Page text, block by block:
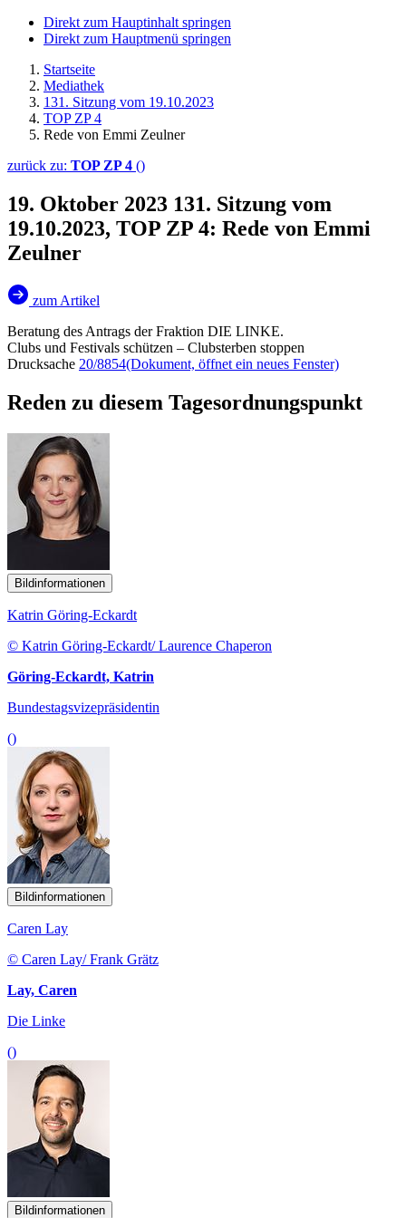
Direkt zum Hauptinhalt springen
Direkt zum Hauptmenü springen
Startseite
Mediathek
131. Sitzung vom 19.10.2023
TOP ZP 4
Rede von Emmi Zeulner
zurück zu: TOP ZP 4 ()
19. Oktober 2023 131. Sitzung vom
19.10.2023, TOP ZP 4: Rede von Emmi
Zeulner
zum Artikel
Beratung des Antrags der Fraktion DIE LINKE.
Clubs und Festivals schützen – Clubsterben stoppen
Drucksache 20/8854(Dokument, öffnet ein neues Fenster)
Reden zu diesem Tagesordnungspunkt
Bildinformationen
Katrin Göring-Eckardt
© Katrin Göring-Eckardt/ Laurence Chaperon
Göring-Eckardt, Katrin
Bundestagsvizepräsidentin
()
Bildinformationen
Caren Lay
© Caren Lay/ Frank Grätz
Lay, Caren
Die Linke
()
Bildinformationen